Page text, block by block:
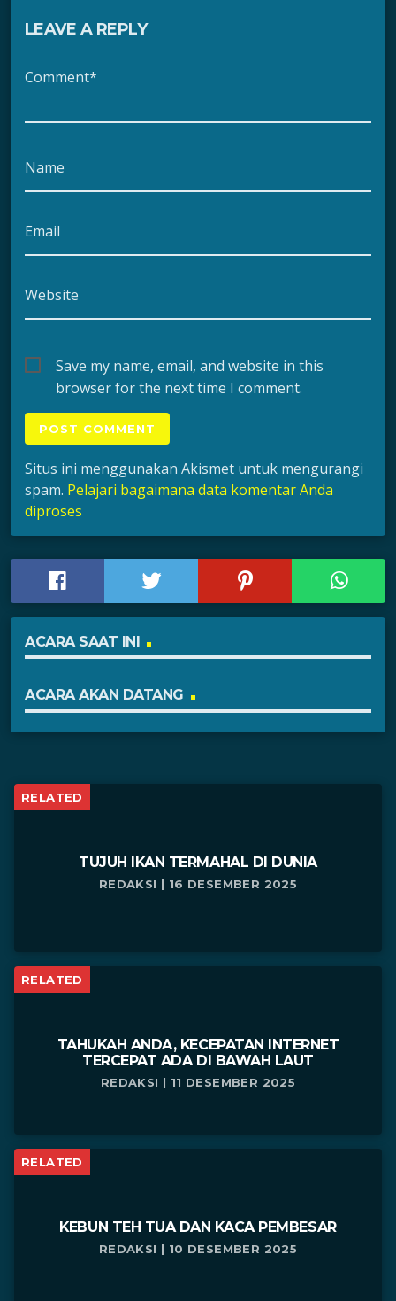
LEAVE A REPLY
Comment*
Name
Email
Website
Save my name, email, and website in this
browser for the next time I comment.
Situs ini menggunakan Akismet untuk mengurangi
spam. Pelajari bagaimana data komentar Anda
diproses
ACARA SAAT INI
ACARA AKAN DATANG
RELATED
TUJUH IKAN TERMAHAL DI DUNIA
REDAKSI | 16 DESEMBER 2025
RELATED
TAHUKAH ANDA, KECEPATAN INTERNET
TERCEPAT ADA DI BAWAH LAUT
REDAKSI | 11 DESEMBER 2025
RELATED
KEBUN TEH TUA DAN KACA PEMBESAR
REDAKSI | 10 DESEMBER 2025